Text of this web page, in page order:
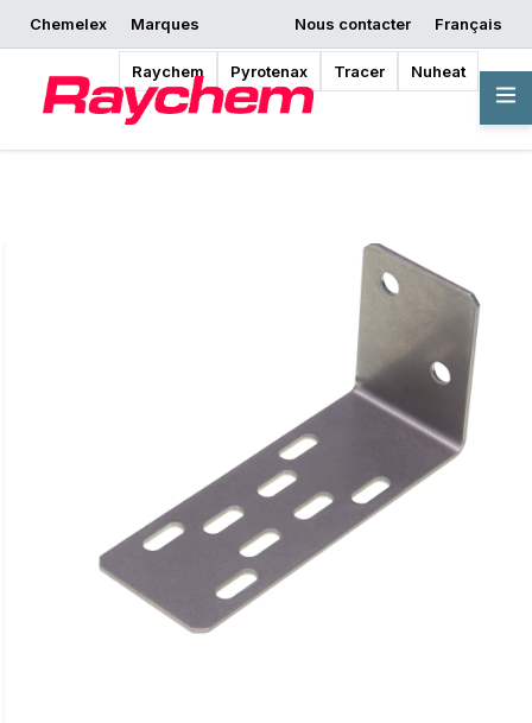
Chemelex Marques
Raychem Pyrotenax Tracer Nuheat
Nous contacter
Français
Demander un devis
Où acheter
Commencer la
Vue d'ensemble